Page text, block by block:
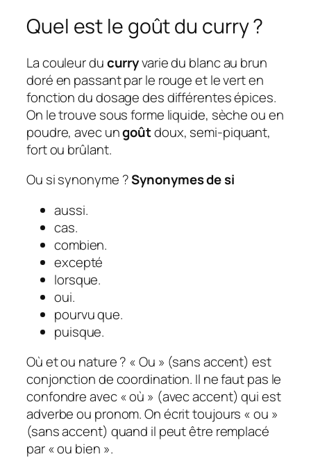
Quel est le goût du curry ?
La couleur ducurryvarie du blanc au brun
doré en passant par le rouge et le vert en
fonction du dosage des différentes épices.
On le trouve sous forme liquide, sèche ou en
poudre, avec ungoûtdoux, semi-piquant,
fort ou brûlant.
Ou si synonyme ?Synonymesdesi
aussi.
cas.
combien.
excepté
lorsque.
oui.
pourvu que.
puisque.
Où et ou nature ? « Ou » (sans accent) est
conjonction de coordination. Il ne faut pas le
confondre avec « où » (avec accent) qui est
adverbe ou pronom. On écrit toujours « ou »
(sans accent) quand il peut être remplacé
par « ou bien ».